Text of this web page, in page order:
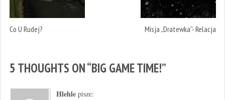
Co U Rudej? Misja „Dratewka”- Relacja
5 THOUGHTS ON “BIG GAME TIME!”
Hlehle pisze: